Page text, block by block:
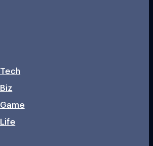
Tech
Biz
Game
Life